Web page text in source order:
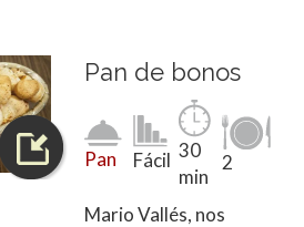
Pan de bonos
Pan Fácil 30
min
2
Mario Vallés, nos